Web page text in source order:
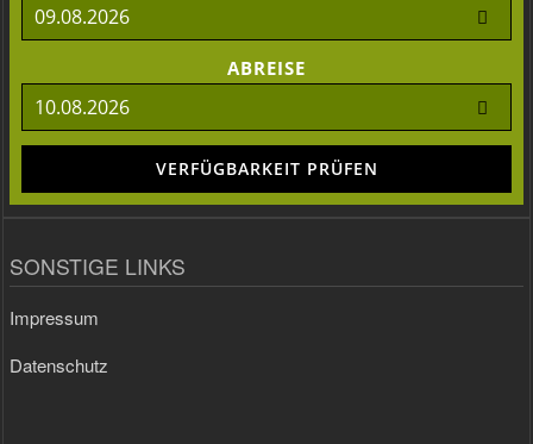
ABREISE
VERFÜGBARKEIT PRÜFEN
SONSTIGE LINKS
Impressum
Datenschutz